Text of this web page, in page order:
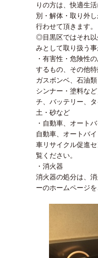
りの方は、快適生
別・解体・取り外
行わせて頂きます。
◎目黒区ではそれ以
みとして取り扱う事
・有害性・危険性
するもの、その他
ガスボンベ、石油
シンナー・塗料な
チ、バッテリー、タ
土・砂など
・自動車、オートバ
自動車、オートバ
車リサイクル促進
覧ください。
・消火器
消火器の処分は、
ーのホームページ